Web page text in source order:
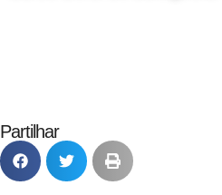
Partilhar